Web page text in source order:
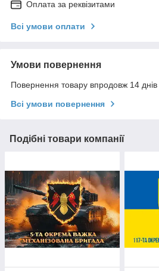
Оплата за реквізитами
Всі умови оплати
Умови повернення
Повернення товару впродовж 14 днів
Всі умови повернення
Подібні товари компанії